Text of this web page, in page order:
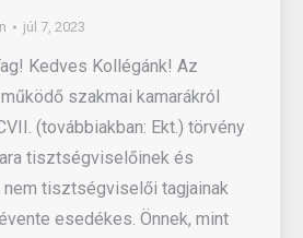
júl 7, 2023
Kedves Kollégánk! Az
szakmai kamarákról
(továbbiakban: Ekt.) törvény
tisztségviselőinek és
tisztségviselői tagjainak
esedékes. Önnek, mint